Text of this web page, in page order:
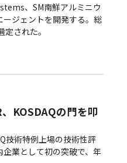
、SM南鮮アルミニウ
ジェントを開発する。総
された。
KOSDAQの門を叩
技術特例上場の技術性評
業として初の突破で、年